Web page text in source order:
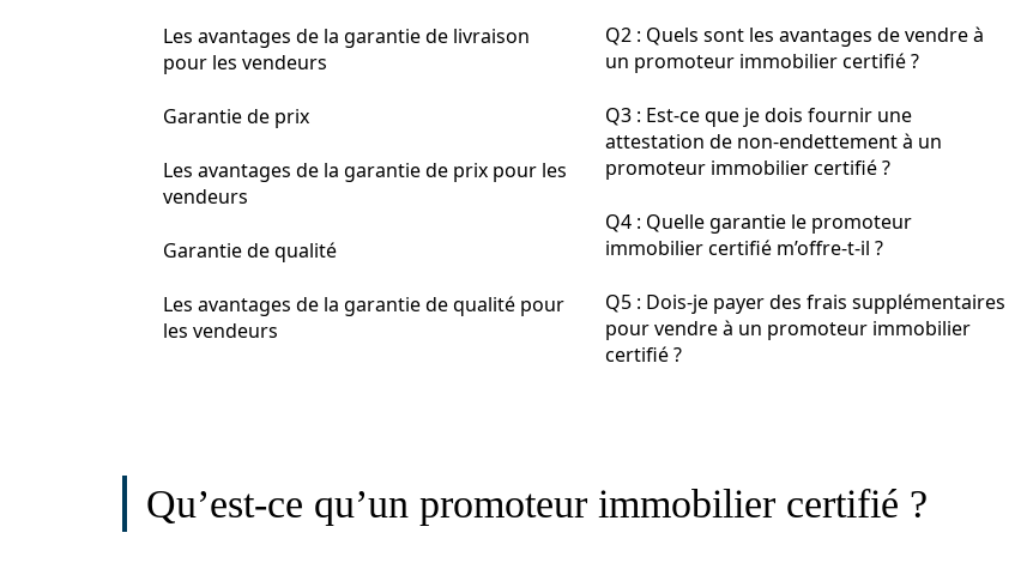
Les avantages de la garantie de livraison
pour les vendeurs
Garantie de prix
Les avantages de la garantie de prix pour les
vendeurs
Garantie de qualité
Les avantages de la garantie de qualité pour
les vendeurs
Q2 : Quels sont les avantages de vendre à
un promoteur immobilier certifié ?
Q3 : Est-ce que je dois fournir une
attestation de non-endettement à un
promoteur immobilier certifié ?
Q4 : Quelle garantie le promoteur
immobilier certifié m’offre-t-il ?
Q5 : Dois-je payer des frais supplémentaires
pour vendre à un promoteur immobilier
certifié ?
Qu’est-ce qu’un promoteur immobilier certifié ?